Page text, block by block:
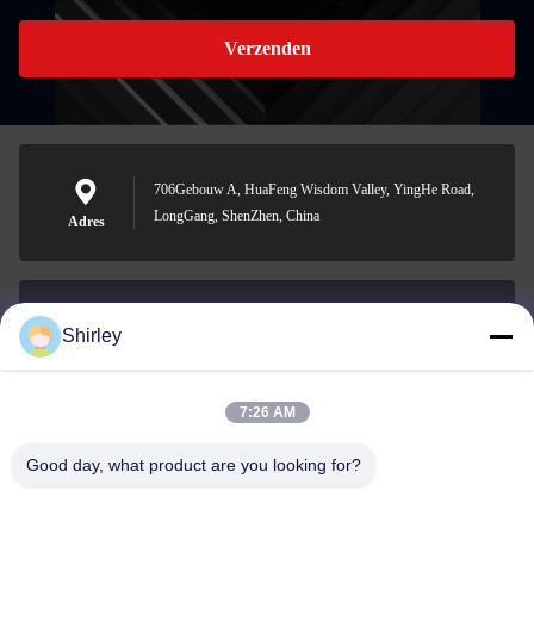
Verzenden
Adres
706Gebouw A, HuaFeng Wisdom Valley, YingHe Road,
LongGang, ShenZhen, China
0086-18148506772
Shirley
7:26 AM
Good day, what product are you looking for?